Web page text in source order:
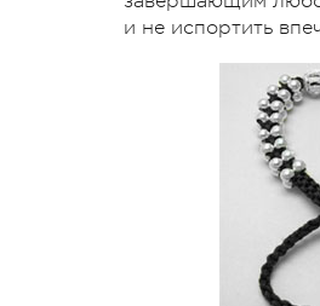
и не испортить